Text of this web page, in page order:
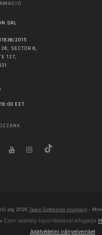
SRL
2015
SECTOR 6,
127,
EET
jog 2026 Team Extension Hungary-
● Ezen webhely használatával elfogadja
Adatvédelmi irányelveinket